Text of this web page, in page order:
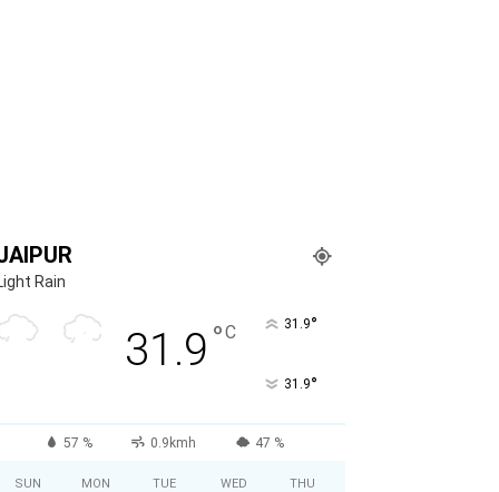
Rain
31.9 °C 31.9°
31.9°
57 % 0.9kmh 47 %
SUN MON TUE WED THU